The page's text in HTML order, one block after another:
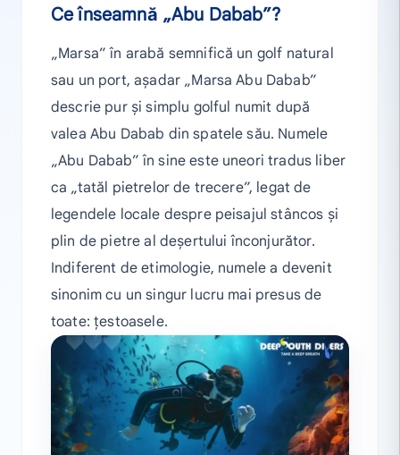
Ce înseamnă „Abu Dabab”?
„Marsa” în arabă semnifică un golf natural
sau un port, așadar „Marsa Abu Dabab”
descrie pur și simplu golful numit după
valea Abu Dabab din spatele său. Numele
„Abu Dabab” în sine este uneori tradus liber
ca „tatăl pietrelor de trecere”, legat de
legendele locale despre peisajul stâncos și
plin de pietre al deșertului înconjurător.
Indiferent de etimologie, numele a devenit
sinonim cu un singur lucru mai presus de
toate: țestoasele.